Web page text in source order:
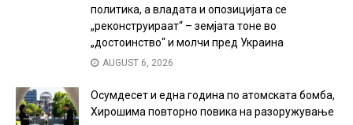
политика, а владата и опозицијата се
„реконструираат“ – земјата тоне во
„достоинство“ и молчи пред Украина
AUGUST 6, 2026
Осумдесет и една година по атомската бомба,
Хирошима повторно повика на разоружување